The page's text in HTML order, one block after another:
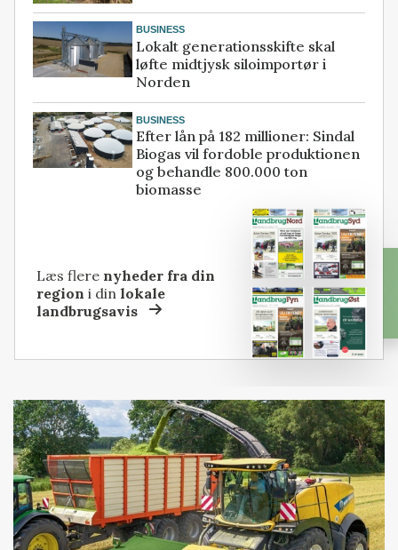
BUSINESS
Lokalt generationsskifte skal
løfte midtjysk siloimportør i
Norden
BUSINESS
Efter lån på 182 millioner: Sindal
Biogas vil fordoble produktionen
og behandle 800.000 ton
biomasse
Læs flere nyheder fra din
region i dinlokale
landbrugsavis